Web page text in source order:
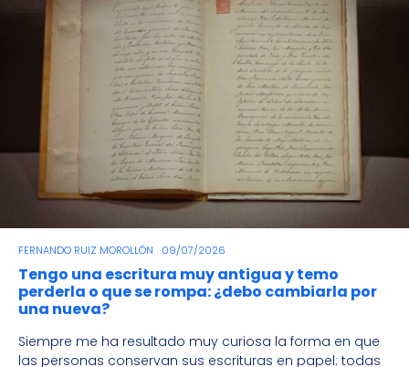
FERNANDO RUIZ MOROLLÓN 09/07/2026
Tengo una escritura muy antigua y temo
perderla o que se rompa: ¿debo cambiarla por
una nueva?
Siempre me ha resultado muy curiosa la forma en que
las personas conservan sus escrituras en papel: todas